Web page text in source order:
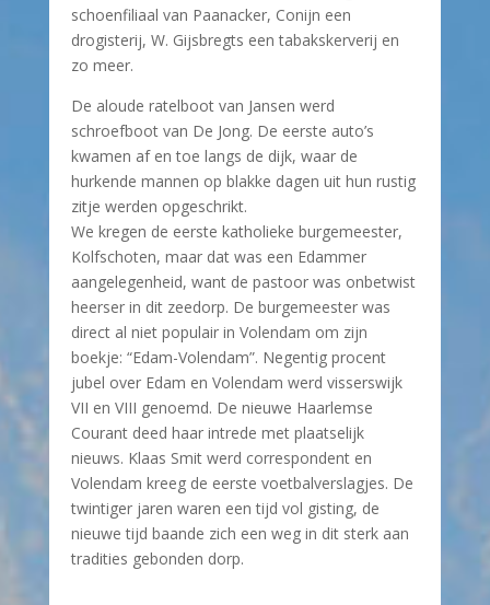
schoenfiliaal van Paanacker, Conijn een
drogisterij, W. Gijsbregts een tabakskerverij en
zo meer.
De aloude ratelboot van Jansen werd
schroefboot van De Jong. De eerste auto’s
kwamen af en toe langs de dijk, waar de
hurkende mannen op blakke dagen uit hun rustig
zitje werden opgeschrikt.
We kregen de eerste katholieke burgemeester,
Kolfschoten, maar dat was een Edammer
aangelegenheid, want de pastoor was onbetwist
heerser in dit zeedorp. De burgemeester was
direct al niet populair in Volendam om zijn
boekje: “Edam-Volendam”. Negentig procent
jubel over Edam en Volendam werd visserswijk
VII en VIII genoemd. De nieuwe Haarlemse
Courant deed haar intrede met plaatselijk
nieuws. Klaas Smit werd correspondent en
Volendam kreeg de eerste voetbalverslagjes. De
twintiger jaren waren een tijd vol gisting, de
nieuwe tijd baande zich een weg in dit sterk aan
tradities gebonden dorp.